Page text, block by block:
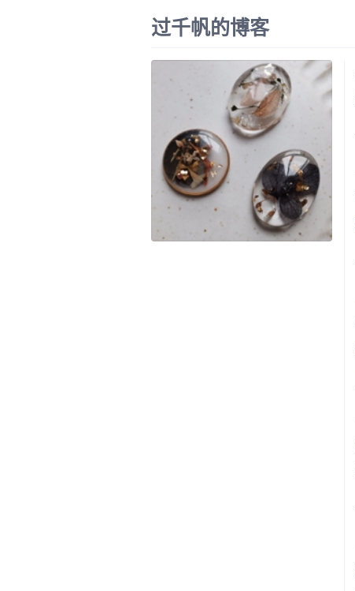
过千帆的博客